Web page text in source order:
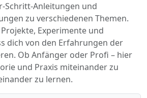
Schritt-Anleitungen und
zu verschiedenen Themen.
Experimente und
dich von den Erfahrungen der
Ob Anfänger oder Profi – hier
und Praxis miteinander zu
zu lernen.